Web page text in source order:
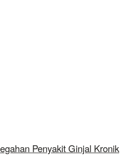
Penyakit Ginjal Kronik